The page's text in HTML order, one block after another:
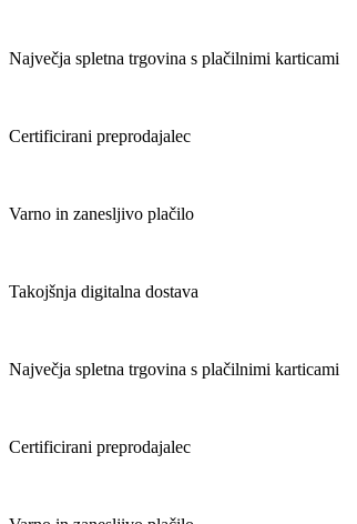
Največja spletna trgovina s plačilnimi karticami
Certificirani preprodajalec
Varno in zanesljivo plačilo
Takojšnja digitalna dostava
Največja spletna trgovina s plačilnimi karticami
Certificirani preprodajalec